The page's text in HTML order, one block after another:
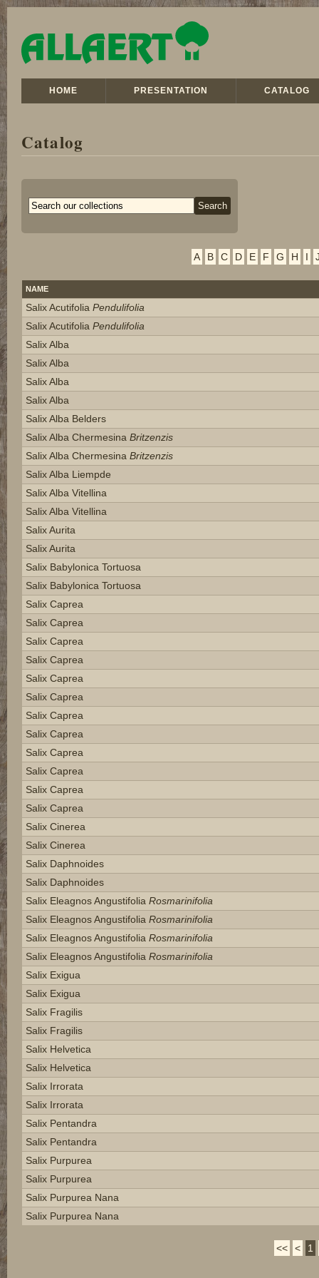
HOME PRESENTATION CATALOG
Catalog
A B C D E F G H I
NAME
Salix Acutifolia Pendulifolia
Salix Acutifolia Pendulifolia
Salix Alba
Salix Alba
Salix Alba
Salix Alba
Salix Alba Belders
Salix Alba Chermesina Britzenzis
Salix Alba Chermesina Britzenzis
Salix Alba Liempde
Salix Alba Vitellina
Salix Alba Vitellina
Salix Aurita
Salix Aurita
Salix Babylonica Tortuosa
Salix Babylonica Tortuosa
Salix Caprea
Salix Caprea
Salix Caprea
Salix Caprea
Salix Caprea
Salix Caprea
Salix Caprea
Salix Caprea
Salix Caprea
Salix Caprea
Salix Caprea
Salix Caprea
Salix Cinerea
Salix Cinerea
Salix Daphnoides
Salix Daphnoides
Salix Eleagnos Angustifolia Rosmarinifolia
Salix Eleagnos Angustifolia Rosmarinifolia
Salix Eleagnos Angustifolia Rosmarinifolia
Salix Eleagnos Angustifolia Rosmarinifolia
Salix Exigua
Salix Exigua
Salix Fragilis
Salix Fragilis
Salix Helvetica
Salix Helvetica
Salix Irrorata
Salix Irrorata
Salix Pentandra
Salix Pentandra
Salix Purpurea
Salix Purpurea
Salix Purpurea Nana
Salix Purpurea Nana
<< < 1